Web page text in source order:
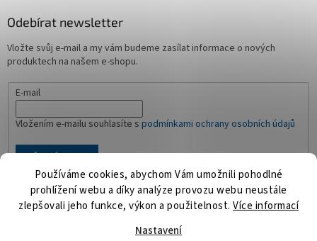
Používáme cookies, abychom Vám umožnili pohodlné
prohlížení webu a díky analýze provozu webu neustále
zlepšovali jeho funkce, výkon a použitelnost. Více informací
Nastavení
Odebírat newsletter
Vložte svůj e-mail a my vám budeme zasílat informace o nových
produktech na našem e-shopu.
E-mail
Vložením e-mailu souhlasíte s podmínkami ochrany osobních údajů
PŘIHLÁSIT SE